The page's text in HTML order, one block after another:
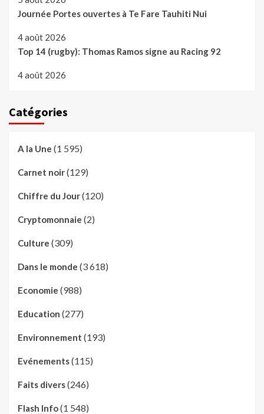
Journée Portes ouvertes à Te Fare Tauhiti Nui
4 août 2026
Top 14 (rugby): Thomas Ramos signe au Racing 92
4 août 2026
Catégories
A la Une (1 595)
Carnet noir(129)
Chiffre du Jour(120)
Cryptomonnaie (2)
Culture (309)
Dans le monde (3 618)
Economie (988)
Education (277)
Environnement (193)
Evénements(115)
Faits divers(246)
Flash Info(1 548)